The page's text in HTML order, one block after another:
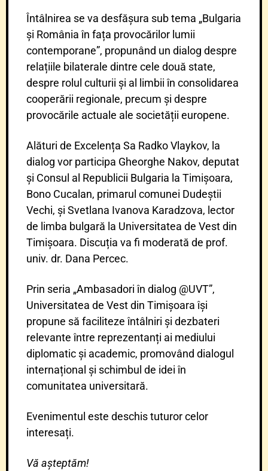
Întâlnirea se va desfășura sub tema „Bulgaria
și România în fața provocărilor lumii
contemporane”, propunând un dialog despre
relațiile bilaterale dintre cele două state,
despre rolul culturii și al limbii în consolidarea
cooperării regionale, precum și despre
provocările actuale ale societății europene.
Alături de Excelența Sa Radko Vlaykov, la
dialog vor participa Gheorghe Nakov, deputat
și Consul al Republicii Bulgaria la Timișoara,
Bono Cucalan, primarul comunei Dudeștii
Vechi, și Svetlana Ivanova Karadzova, lector
de limba bulgară la Universitatea de Vest din
Timișoara. Discuția va fi moderată de prof.
univ. dr. Dana Percec.
Prin seria „Ambasadori în dialog @UVT”,
Universitatea de Vest din Timișoara își
propune să faciliteze întâlniri și dezbateri
relevante între reprezentanți ai mediului
diplomatic și academic, promovând dialogul
internațional și schimbul de idei în
comunitatea universitară.
Evenimentul este deschis tuturor celor
interesați.
Vă așteptăm!